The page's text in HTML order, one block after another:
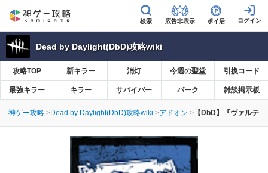
広告非表示 ポイ活
Dead by Daylight(DbD)攻略wiki
攻略TOP 新キラー 消灯 今週の聖堂 引換コード
最強キラー キラー サバイバー パーク 雑談掲示板
神ゲー攻略 Dead by Daylight(DbD)攻略wiki アドオン 【DbD】『ヴァルテ